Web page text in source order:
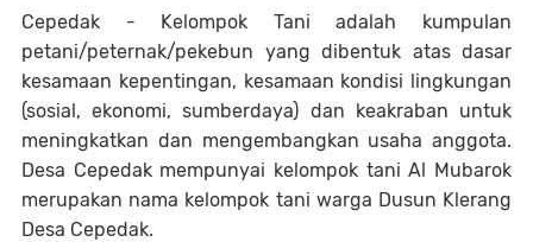
Cepedak - Kelompok Tani adalah kumpulan
petani/peternak/pekebun yang dibentuk atas dasar
kesamaan kepentingan, kesamaan kondisi lingkungan
(sosial, ekonomi, sumberdaya) dan keakraban untuk
meningkatkan dan mengembangkan usaha anggota.
Desa Cepedak mempunyai kelompok tani Al Mubarok
merupakan nama kelompok tani warga Dusun Klerang
Desa Cepedak.